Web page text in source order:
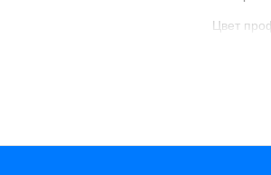
Цвет